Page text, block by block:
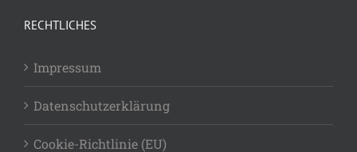
RECHTLICHES
Impressum
Datenschutzerklärung
Cookie-Richtlinie (EU)